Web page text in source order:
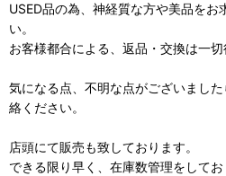
USED品の為、神経質な方や美品をお
い。
お客様都合による、返品・交換は一切
気になる点、不明な点がございまし
絡ください。
店頭にて販売も致しております。
できる限り早く、在庫数管理をしてお